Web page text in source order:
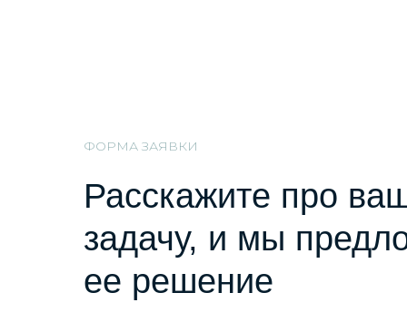
ФОРМА ЗАЯВКИ
Расскажите про
задачу, и мы
ее решение